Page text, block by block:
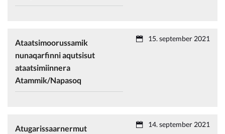
Ataatsimoorussamik
nunaqarfinni aqutsisut
ataatsimiinnera
Atammik/Napasoq
15. september 2021
Atugarissaarnermut
14. september 2021